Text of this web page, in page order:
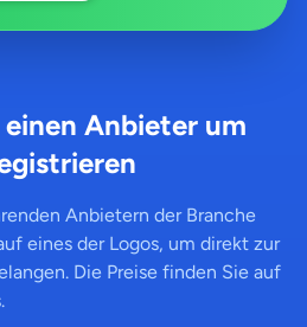
Anbieter um
Anbietern der Branche
eines der Logos, um direkt zur
Die Preise finden Sie auf